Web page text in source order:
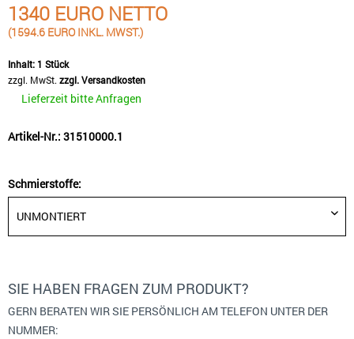
1340 EURO NETTO
(1594.6 EURO INKL. MWST.)
Inhalt: 1 Stück
zzgl. MwSt. zzgl. Versandkosten
Lieferzeit bitte Anfragen
Artikel-Nr.: 31510000.1
Schmierstoffe:
SIE HABEN FRAGEN ZUM PRODUKT?
GERN BERATEN WIR SIE PERSÖNLICH AM TELEFON UNTER DER
NUMMER: